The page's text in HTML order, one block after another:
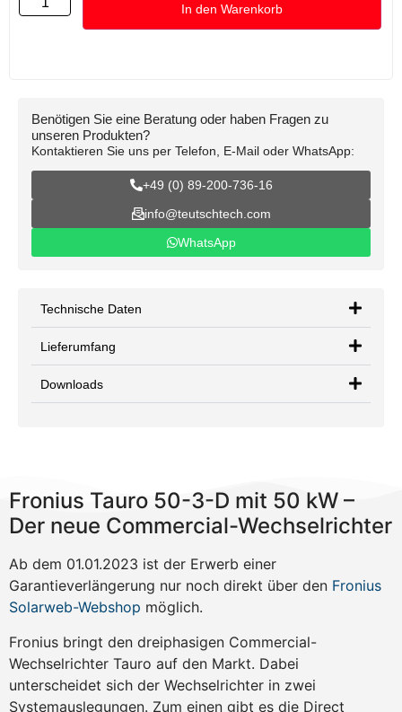
In den Warenkorb
Technische Daten
Lieferumfang
Downloads
Benötigen Sie eine Beratung oder haben Fragen zu
unseren Produkten?
Kontaktieren Sie uns per Telefon, E-Mail oder WhatsApp:
+49 (0) 89-200-736-16
info@teutschtech.com
WhatsApp
Fronius Tauro 50-3-D mit 50 kW –
Der neue Commercial-Wechselrichter
Ab dem 01.01.2023 ist der Erwerb einer
Garantieverlängerung nur noch direkt über den Fronius
Solarweb-Webshop möglich.
Fronius bringt den dreiphasigen Commercial-
Wechselrichter Tauro auf den Markt. Dabei
unterscheidet sich der Wechselrichter in zwei
Systemauslegungen. Zum einen gibt es die Direct